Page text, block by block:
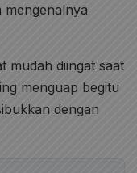
mudah diingat saat
menguap begitu
dengan